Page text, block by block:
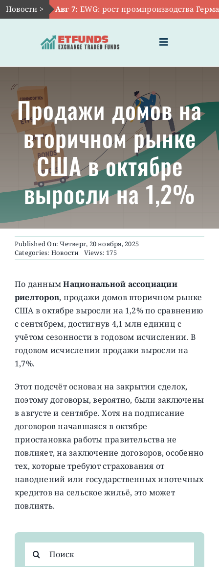
Skip
to
Новости > Авг 7: EWG: рост промпроизводства
Toggle
Navigation
ГЛАВНАЯ
ЧТО ТАКОЕ ETF
ИНВЕСТИЦИИ В ETF
ТЕМАТИЧЕСКИЕ ETF
АКТУАЛЬНЫЕ
О ПРОЕКТЕ
Продажи домов на
вторичном рынке
США в октябре
выросли на 1,2%
Published On: Четверг, 20 ноября, 2025
Categories: Новости Views: 175
По даннымНациональной ассоциации
риелторов, продажи домов вторичном рынке
США в октябре выросли на 1,2% по сравнению
с сентябрем, достигнув 4,1 млн единиц с
учётом сезонности в годовом исчислении. В
годовом исчислении продажи выросли на
1,7%.
Этот подсчёт основан на закрытии сделок,
поэтому договоры, вероятно, были заключены
в августе и сентябре. Хотя на подписание
договоров начавшаяся в октябре
приостановка работы правительства не
повлияет, на заключение договоров, особенно
тех, которые требуют страхования от
наводнений или государственных ипотечных
кредитов на сельское жильё, это может
повлиять.
поиска: